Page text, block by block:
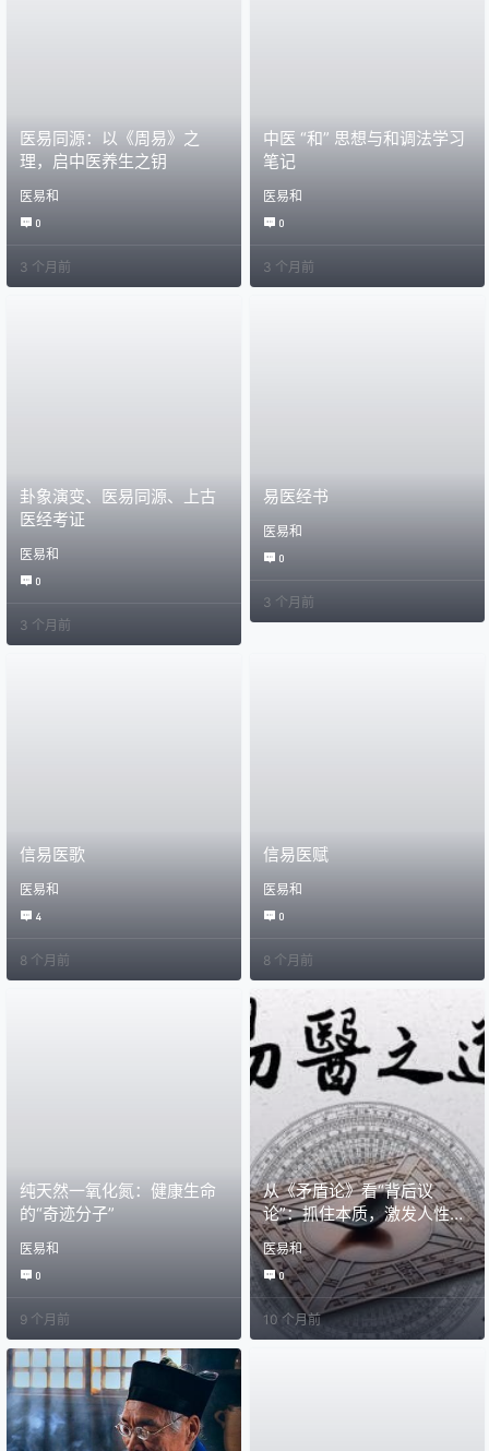
医易同源：以《周易》之
理，启中医养生之钥
医易和
0
3 个月前
中医 “和” 思想与和调法学习
笔记
医易和
0
3 个月前
卦象演变、医易同源、上古
医经考证
医易和
0
3 个月前
易医经书
医易和
0
3 个月前
信易医歌
医易和
4
8 个月前
信易医赋
医易和
0
8 个月前
纯天然一氧化氮：健康生命
的“奇迹分子”
医易和
0
9 个月前
从《矛盾论》看“背后议
论”：抓住本质，激发人性正
能量
医易和
0
10 个月前